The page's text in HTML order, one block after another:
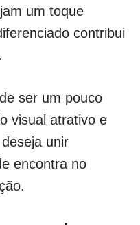
um toque
contribui
ser um pouco
visual atrativo e
unir
encontra no